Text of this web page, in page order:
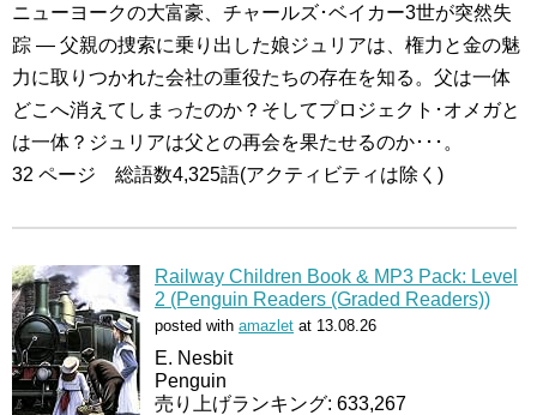
ニューヨークの大富豪、チャールズ･ベイカー3世が突然失
踪 ― 父親の捜索に乗り出した娘ジュリアは、権力と金の魅
力に取りつかれた会社の重役たちの存在を知る。父は一体
どこへ消えてしまったのか？そしてプロジェクト･オメガと
は一体？ジュリアは父との再会を果たせるのか･･･。
32 ページ 総語数4,325語(アクティビティは除く)
Railway Children Book & MP3 Pack: Level
2 (Penguin Readers (Graded Readers))
posted with amazlet at 13.08.26
E. Nesbit
Penguin
売り上げランキング: 633,267